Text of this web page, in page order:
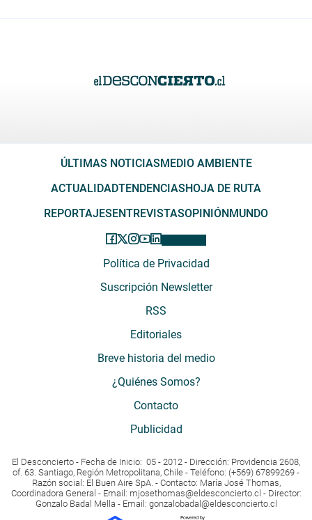
ÚLTIMAS NOTICIASMEDIO AMBIENTE
ACTUALIDADTENDENCIASHOJA DE RUTA
REPORTAJESENTREVISTASOPINIÓNMUNDO
Política de Privacidad
Suscripción Newsletter
RSS
Editoriales
Breve historia del medio
¿Quiénes Somos?
Contacto
Publicidad
El Desconcierto - Fecha de Inicio: 05 - 2012 - Dirección: Providencia 2608,
of. 63. Santiago, Región Metropolitana, Chile - Teléfono: (+569) 67899269 -
Razón social: El Buen Aire SpA. - Contacto: María José Thomas,
Coordinadora General - Email: mjosethomas@eldesconcierto.cl - Director:
Gonzalo Badal Mella - Email: gonzalobadal@eldesconcierto.cl